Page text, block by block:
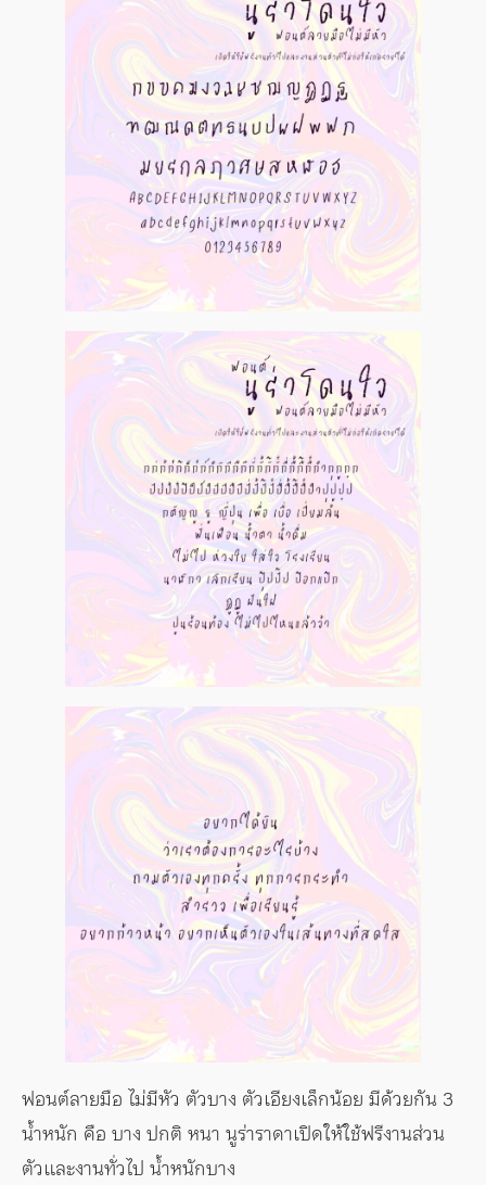
ฟอนต์ลายมือ ไม่มีหัว ตัวบาง ตัวเอียงเล็กน้อย มีด้วยกัน 3
น้ำหนัก คือ บาง ปกติ หนา นูร่าราดาเปิดให้ใช้ฟรีงานส่วน
ตัวและงานทั่วไป น้ำหนักบาง